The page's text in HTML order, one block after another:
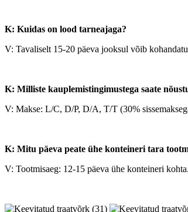
K: Kuidas on lood tarneajaga?
V: Tavaliselt 15-20 päeva jooksul võib
K: Milliste kauplemistingimustega saate
V: Makse: L/C, D/P, D/A, T/T (30%
K: Mitu päeva peate ühe konteineri tara
V: Tootmisaeg: 12-15 päeva ühe konteineri kohta.